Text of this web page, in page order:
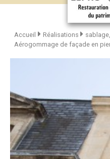
Accueil Réalisations
Aérogommage de façade en